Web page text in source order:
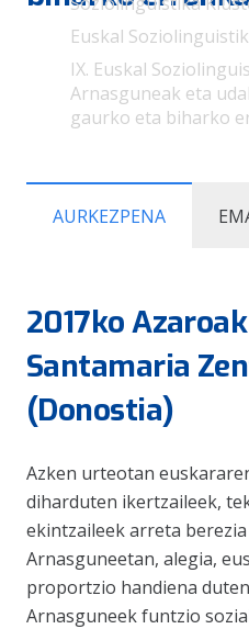
Euskal
IX. Euskal
Arnasguneak eta
gaurko eta biharko
AURKEZPENA
2017ko
Santamaria
(Donostia)
Azken urteotan
diharduten ikertzaileek,
ekintzaileek arreta
Arnasguneetan, alegia,
proportzio handiena
Arnasguneek funtzio